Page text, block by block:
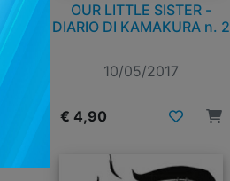
OUR LITTLE SISTER -
DIARIO DI KAMAKURA n. 2
10/05/2017
€ 4,90